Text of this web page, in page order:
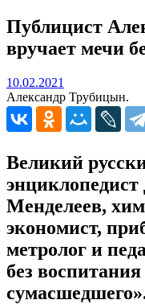
Публицист
вручает мечи
10.02.2021
Александр Трубицын.
Великий
Менделеев,
экономист,
метролог и
без